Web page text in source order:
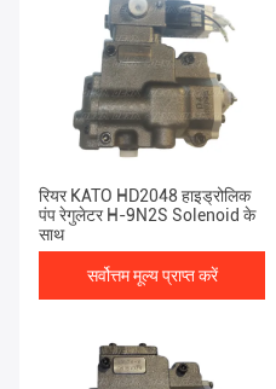
रियर KATO HD2048 हाइड्रोलिक
पंप रेगुलेटर H-9N2S Solenoid के
साथ
सर्वोत्तम मूल्य प्राप्त करें